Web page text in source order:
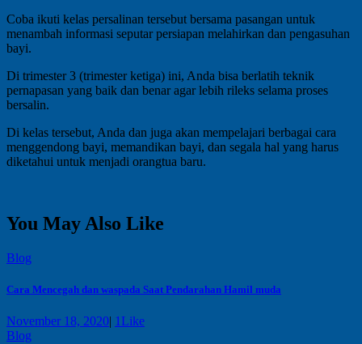
Coba ikuti kelas persalinan tersebut bersama pasangan untuk
menambah informasi seputar persiapan melahirkan dan pengasuhan
bayi.
Di trimester 3 (trimester ketiga) ini, Anda bisa berlatih teknik
pernapasan yang baik dan benar agar lebih rileks selama proses
bersalin.
Di kelas tersebut, Anda dan juga akan mempelajari berbagai cara
menggendong bayi, memandikan bayi, dan segala hal yang harus
diketahui untuk menjadi orangtua baru.
You May Also Like
Blog
Cara Mencegah dan waspada Saat Pendarahan Hamil muda
November 18, 2020| 1 Like
Blog